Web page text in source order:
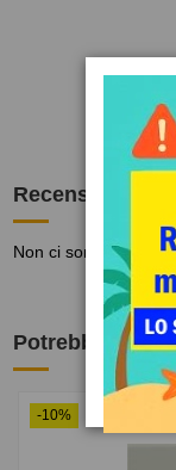
Recensioni
Non ci sono
Potrebbe
-10%